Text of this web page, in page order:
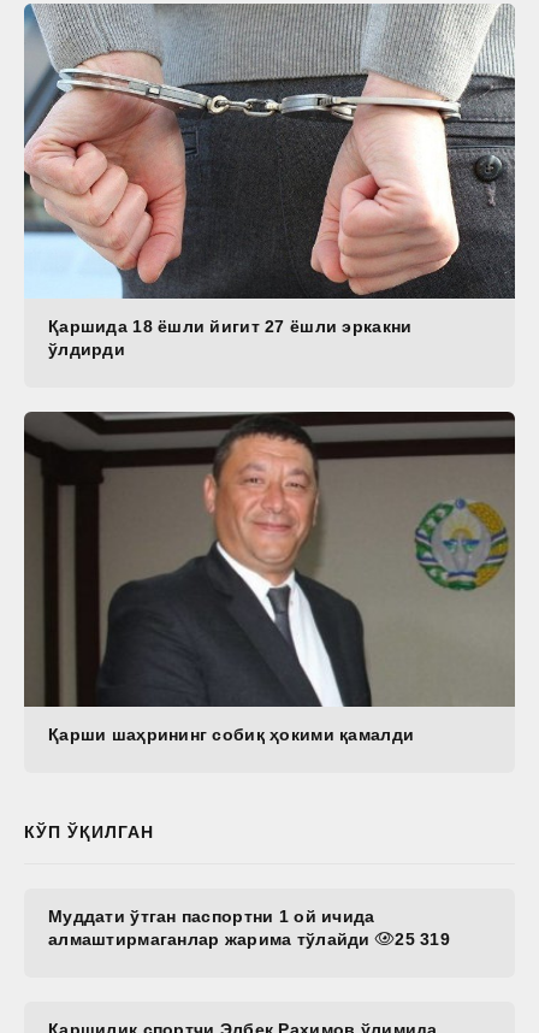
Қаршида 18 ёшли йигит 27 ёшли эркакни
ўлдирди
Қарши шаҳрининг собиқ ҳокими қамалди
КЎП ЎҚИЛГАН
Муддати ўтган паспортни 1 ой ичида
алмаштирмаганлар жарима тўлайди
25 319